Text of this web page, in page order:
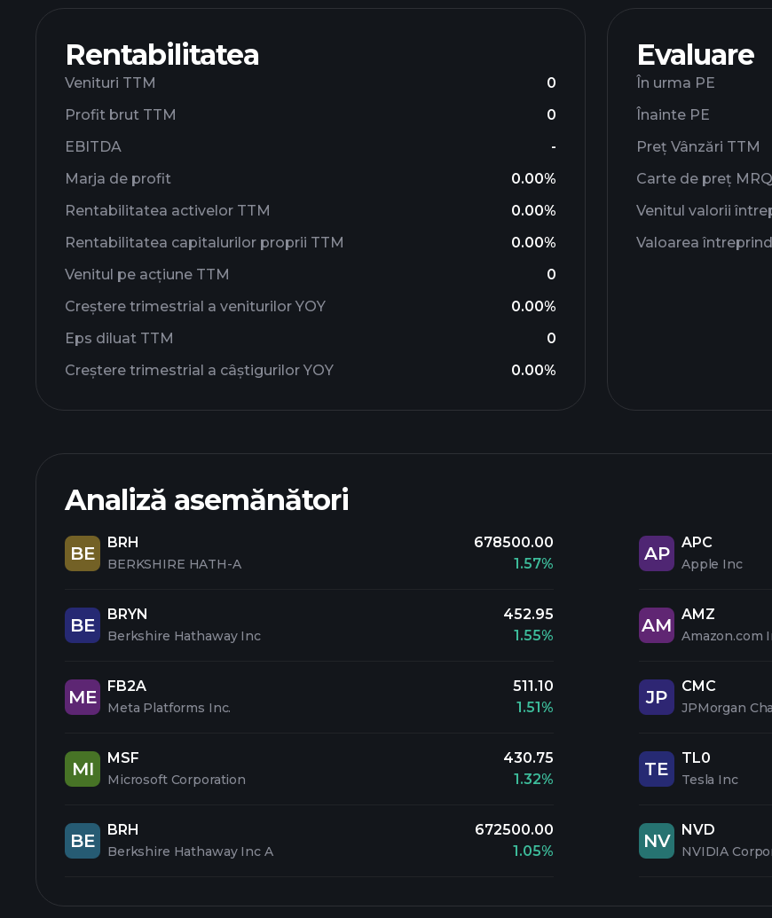
Rentabilitatea
Venituri TTM
0
Profit brut TTM
0
EBITDA
-
Marja de profit
0.00%
Rentabilitatea activelor TTM
0.00%
Rentabilitatea capitalurilor proprii TTM
0.00%
Venitul pe acțiune TTM
0
Creștere trimestrial a veniturilor YOY
0.00%
Eps diluat TTM
0
Creștere trimestrial a câștigurilor YOY
0.00%
Evaluare
În urma PE
Înainte PE
Preț Vânzări TTM
Carte de preț MRQ
Venitul valorii
Valoarea
Analiză asemănători
BE
BRH
BERKSHIRE HATH-A
678500.00
1.57%
BE
BRYN
Berkshire Hathaway Inc
452.95
1.55%
ME
FB2A
Meta Platforms Inc.
511.10
1.51%
MI
MSF
Microsoft Corporation
430.75
1.32%
BE
BRH
Berkshire Hathaway Inc A
672500.00
1.05%
AP
APC
Apple Inc
AM
AMZ
Amazon.com
JP
CMC
JPMorgan
TE
TL0
Tesla Inc
NV
NVD
NVIDIA